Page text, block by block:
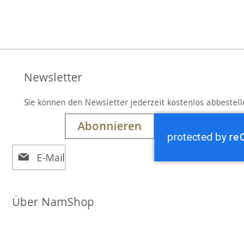
Newsletter
Sie können den Newsletter jederzeit kostenlos
Anmeldung
zum
Abonnieren
Über NamShop